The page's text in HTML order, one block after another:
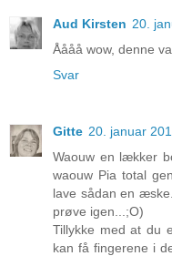
Aud Kirsten 20.
Åååå wow, denne
Svar
Gitte 20. januar
Waouw en lækker
waouw Pia total
lave sådan en
prøve igen...;O)
Tillykke med at du
kan få fingerene i